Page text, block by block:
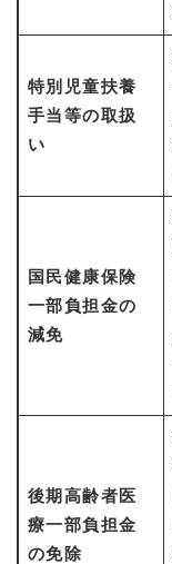
特別児童扶養
手当等の取扱
い​
国民健康保険
一部負担金の
減免
後期高齢者医
療一部負担金
の免除